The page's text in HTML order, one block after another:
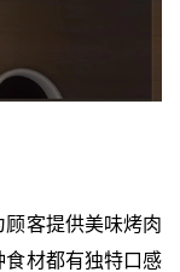
客提供美味烤肉
食材都有独特口感